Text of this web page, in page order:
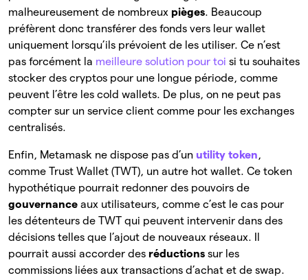
malheureusement de nombreux pièges. Beaucoup
préfèrent donc transférer des fonds vers leur wallet
uniquement lorsqu’ils prévoient de les utiliser. Ce n’est
pas forcément la meilleure solution pour toi si tu souhaites
stocker des cryptos pour une longue période, comme
peuvent l’être les cold wallets. De plus, on ne peut pas
compter sur un service client comme pour les exchanges
centralisés.
Enfin, Metamask ne dispose pas d’un utility token,
comme Trust Wallet (TWT), un autre hot wallet. Ce token
hypothétique pourrait redonner des pouvoirs de
gouvernance aux utilisateurs, comme c’est le cas pour
les détenteurs de TWT qui peuvent intervenir dans des
décisions telles que l’ajout de nouveaux réseaux. Il
pourrait aussi accorder des réductions sur les
commissions liées aux transactions d’achat et de swap.